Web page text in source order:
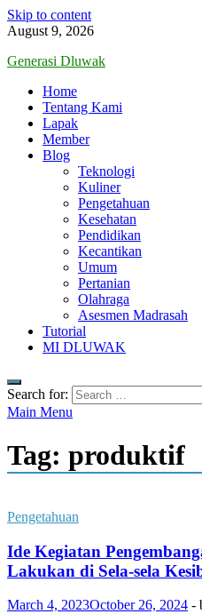
Skip to content
August 9, 2026
Generasi Dluwak
Home
Tentang Kami
Lapak
Member
Blog
Teknologi
Kuliner
Pengetahuan
Kesehatan
Pendidikan
Kecantikan
Umum
Pertanian
Olahraga
Asesmen Madrasah
Tutorial
MI DLUWAK
Search for:
Main Menu
Tag: produktif
Pengetahuan
Ide Kegiatan
Lakukan di Sela-sela
March 4, 2023October 26, 2024 -